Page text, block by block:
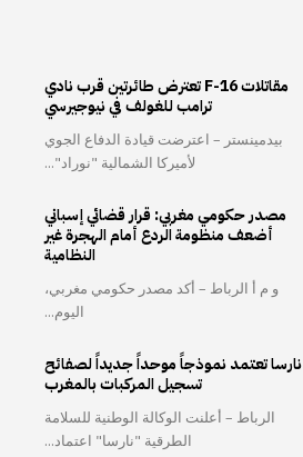
مقاتلات F-16 تعترض طائرتين قرب نادي
ترامب للغولف في نيوجيرسي
بيدمينستر – اعترضت قيادة الدفاع الجوي
لأميركا الشمالية "نوراد"...
مصدر حكومي مغربي: قرار قضائي إسباني
أضعف منظومة الردع أمام الهجرة غير
النظامية
و م أ الرباط – أكد مصدر حكومي مغربي،
اليوم...
نارسا تعتمد نموذجاً موحداً جديداً لصفائح
تسجيل المركبات بالمغرب
الرباط – أعلنت الوكالة الوطنية للسلامة
الطرقية "نارسا" اعتماد...